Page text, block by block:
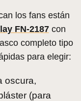
los fans están
FN-2187con
completo tipo
para elegir:
oscura,
(para